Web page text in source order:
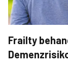
Frailty